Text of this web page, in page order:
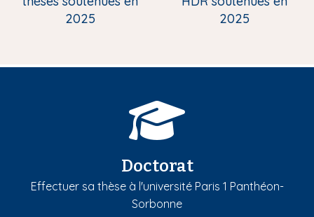
2025
2025
Doctorat
Effectuer sa thèse à l'université Paris 1 Panthéon-
Sorbonne